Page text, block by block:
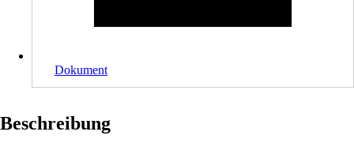
Dokument
Beschreibung